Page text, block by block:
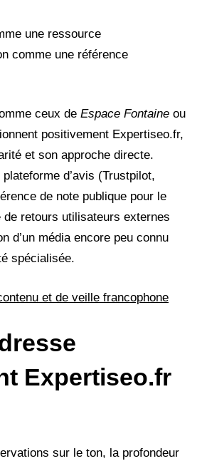
une ressource
comme une référence
ceux de Espace Fontaine ou
positivement Expertiseo.fr,
et son approche directe.
d’avis (Trustpilot,
de note publique pour le
retours utilisateurs externes
d’un média encore peu connu
spécialisée.
et de veille francophone
Expertiseo.fr
sur le ton, la profondeur